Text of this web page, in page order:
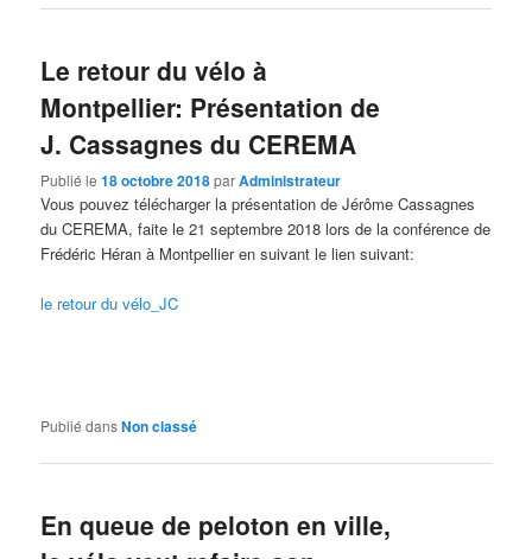
Le retour du vélo à
Montpellier: Présentation de
J. Cassagnes du CEREMA
Publié le18 octobre 2018parAdministrateur
Vous pouvez télécharger la présentation de Jérôme Cassagnes
du CEREMA, faite le 21 septembre 2018 lors de la conférence de
Frédéric Héran à Montpellier en suivant le lien suivant:
le retour du vélo_JC
Publié dansNon classé
En queue de peloton en ville,